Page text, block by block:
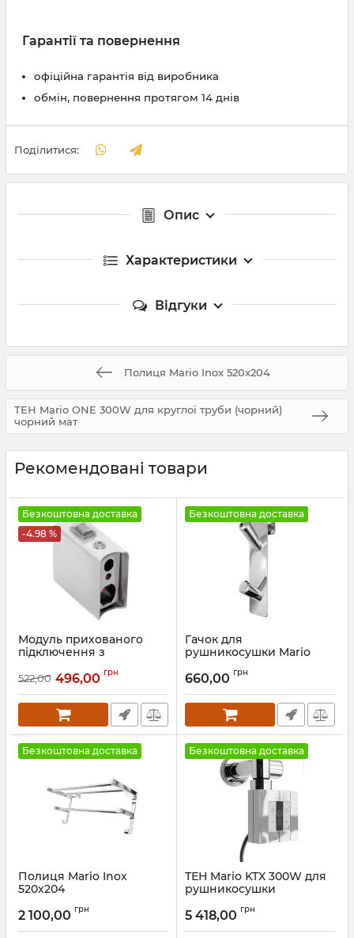
Гарантії та повернення
офіційна гарантія від виробника
обмін, повернення протягом 14 днів
Поділитися:
Опис
Характеристики
Відгуки
Полиця Mario Inox 520x204
ТЕН Mario ONE 300W для круглої труби (чорний)
чорний мат
Рекомендовані товари
Безкоштовна доставка
-4.98 %
Модуль прихованого
підключення з
Артикул:73207634
522,00 496,00 грн
Безкоштовна доставка
Гачок для
рушникосушки Mario
Артикул:4.026.043649.P
660,00 грн
Безкоштовна доставка
Полиця Mario Inox
520x204
2 100,00 грн
Безкоштовна доставка
ТЕН Mario KTX 300W для
рушникосушки
5 418,00 грн